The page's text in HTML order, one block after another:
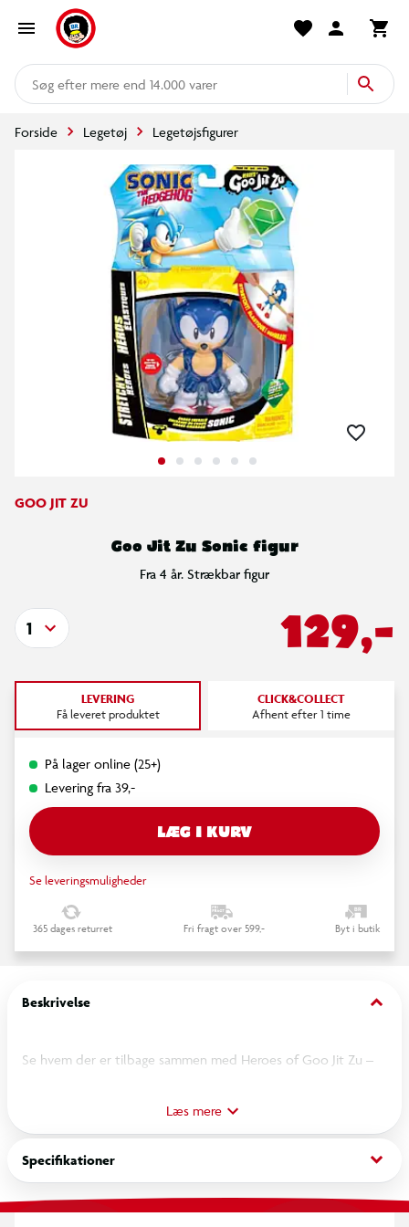
mere end 14.000 varer
Forside Legetøj Legetøjsfigurer
GOO JIT ZU
Goo Jit Zu Sonic figur
Fra 4 år. Strækbar figur
129,-
1
LEVERING
Få leveret produktet
CLICK&COLLECT
Afhent efter 1 time
På lager online (25+)
Levering fra 39,-
LÆG I KURV
Se leveringsmuligheder
365 dages returret Fri fragt over 599,- Byt i butik
Beskrivelse keyboard_arrow_down
Se hvem der er tilbage sammen med Heroes of Goo Jit Zu –
Men denne gang er han ikke bare superhurtig og
superstrækbar – han er blevet til Chaos Emerald Sonic!
Chaos Emerald Sonic er sprunget ud af skærmen og direkte
ind i dine hænder!
Læs mere
Specifikationer keyboard_arrow_down